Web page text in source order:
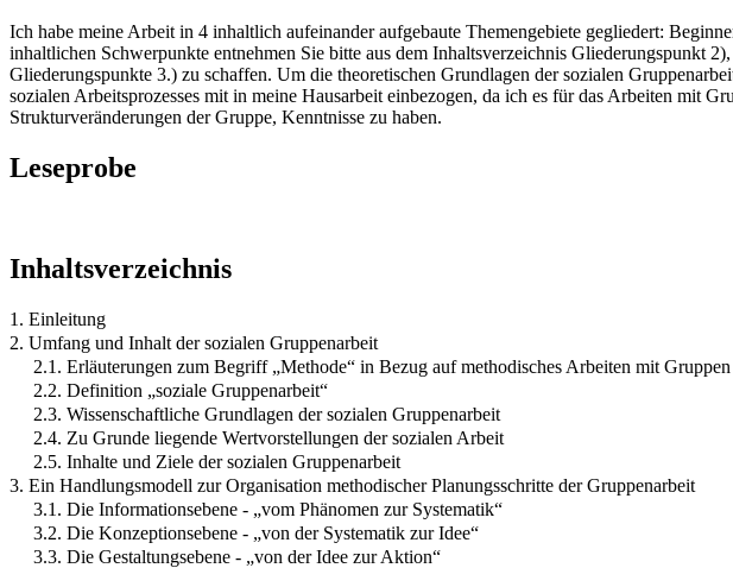
Ich habe meine Arbeit in 4 inhaltlich aufeinander aufgebaute Themengebiete gegliedert:
inhaltlichen Schwerpunkte entnehmen Sie bitte aus dem Inhaltsverzeichnis Gliederungspunkt
Gliederungspunkte 3.) zu schaffen. Um die theoretischen Grundlagen der sozialen
sozialen Arbeitsprozesses mit in meine Hausarbeit einbezogen, da ich es für das Arbeiten mit
Strukturveränderungen der Gruppe, Kenntnisse zu haben.
Leseprobe
Inhaltsverzeichnis
1. Einleitung
2. Umfang und Inhalt der sozialen Gruppenarbeit
2.1. Erläuterungen zum Begriff „Methode“ in Bezug auf methodisches Arbeiten mit Gruppen
2.2. Definition „soziale Gruppenarbeit“
2.3. Wissenschaftliche Grundlagen der sozialen Gruppenarbeit
2.4. Zu Grunde liegende Wertvorstellungen der sozialen Arbeit
2.5. Inhalte und Ziele der sozialen Gruppenarbeit
3. Ein Handlungsmodell zur Organisation methodischer Planungsschritte der Gruppenarbeit
3.1. Die Informationsebene - „vom Phänomen zur Systematik“
3.2. Die Konzeptionsebene - „von der Systematik zur Idee“
3.3. Die Gestaltungsebene - „von der Idee zur Aktion“